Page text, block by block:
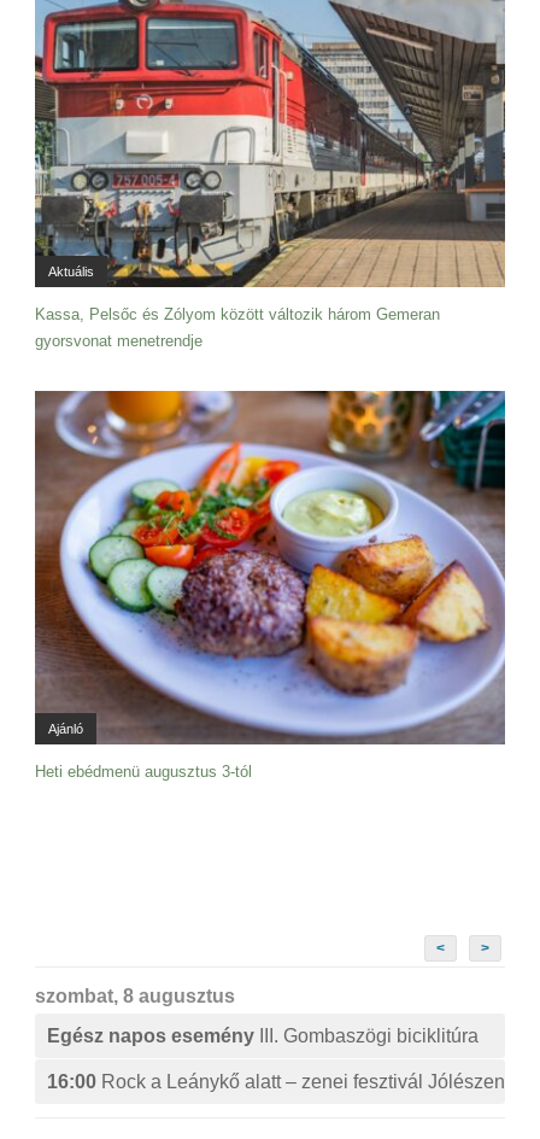
Aktuális
Kassa, Pelsőc és Zólyom között változik három Gemeran
gyorsvonat menetrendje
Ajánló
Heti ebédmenü augusztus 3-tól
< >
szombat, 8 augusztus
Egész napos esemény
III. Gombaszögi biciklitúra
16:00 Rock a Leánykő alatt – zenei fesztivál Jólészen